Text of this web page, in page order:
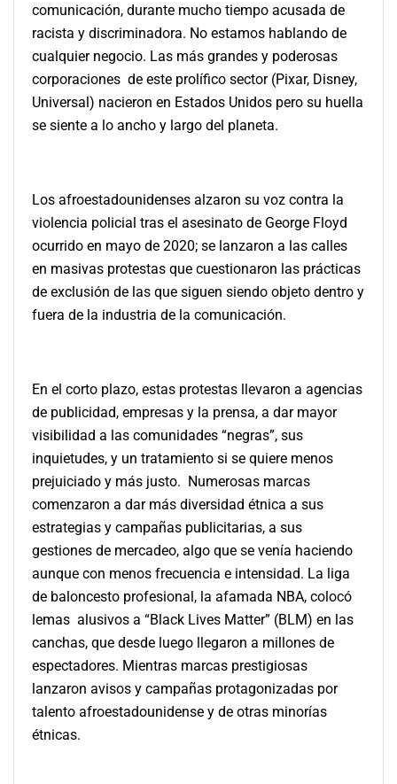
comunicación, durante mucho tiempo acusada de
racista y discriminadora. No estamos hablando de
cualquier negocio. Las más grandes y poderosas
corporaciones de este prolífico sector (Pixar, Disney,
Universal) nacieron en Estados Unidos pero su huella
se siente a lo ancho y largo del planeta.
Los afroestadounidenses alzaron su voz contra la
violencia policial tras el asesinato de George Floyd
ocurrido en mayo de 2020; se lanzaron a las calles
en masivas protestas que cuestionaron las prácticas
de exclusión de las que siguen siendo objeto dentro y
fuera de la industria de la comunicación.
En el corto plazo, estas protestas llevaron a agencias
de publicidad, empresas y la prensa, a dar mayor
visibilidad a las comunidades “negras”, sus
inquietudes, y un tratamiento si se quiere menos
prejuiciado y más justo. Numerosas marcas
comenzaron a dar más diversidad étnica a sus
estrategias y campañas publicitarias, a sus
gestiones de mercadeo, algo que se venía haciendo
aunque con menos frecuencia e intensidad. La liga
de baloncesto profesional, la afamada NBA, colocó
lemas alusivos a “Black Lives Matter” (BLM) en las
canchas, que desde luego llegaron a millones de
espectadores. Mientras marcas prestigiosas
lanzaron avisos y campañas protagonizadas por
talento afroestadounidense y de otras minorías
étnicas.